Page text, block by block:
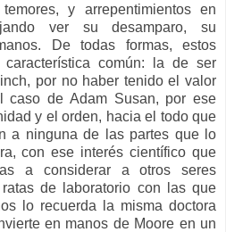
y arrepentimientos en
ver su desamparo, su
De todas formas, estos
característica común: la de ser
por no haber tenido el valor
caso de Adam Susan, por ese
y el orden, hacia el todo que
a ninguna de las partes que lo
con ese interés científico que
a considerar a otros seres
de laboratorio con las que
lo recuerda la misma doctora
en manos de Moore en un